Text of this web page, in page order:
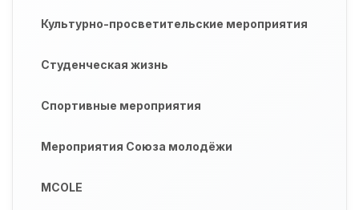
Культурно-просветительские мероприятия
Студенческая жизнь
Спортивные мероприятия
Мероприятия Союза молодёжи
MCOLE